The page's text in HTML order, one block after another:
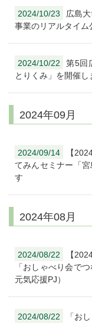
2024/10/23
広島
事業のリアルタイム
2024/10/22
第5回
とりくみ」を開催し
2024年09月
2024/09/14
【
てみんセミナー「
す
2024年08月
2024/08/22
【
「おしゃべり会で
元気応援PJ）
2024/08/22
「お